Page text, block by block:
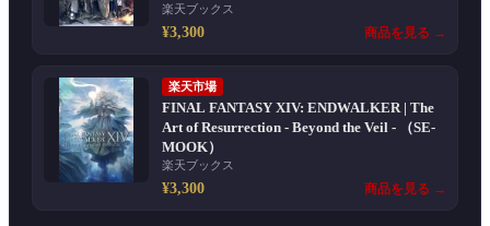
楽天ブックス
¥3,300 商品を見る →
楽天市場
FINAL FANTASY XIV: ENDWALKER | The
Art of Resurrection - Beyond the Veil - （SE-
MOOK）
楽天ブックス
¥3,300 商品を見る →